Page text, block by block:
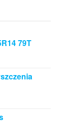
79T